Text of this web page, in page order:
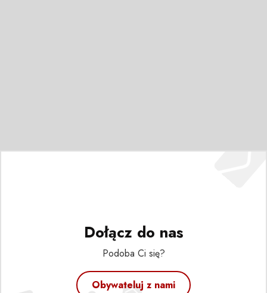
Dołącz do nas
Podoba Ci się?
Obywateluj z nami